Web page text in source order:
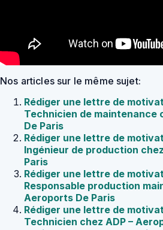
Nos articles sur le même sujet:
Rédiger une lettre de
Technicien de maintenance
De Paris
Rédiger une lettre de
Ingénieur de production
Paris
Rédiger une lettre de
Responsable production
Aeroports De Paris
Rédiger une lettre de
Technicien chez ADP –